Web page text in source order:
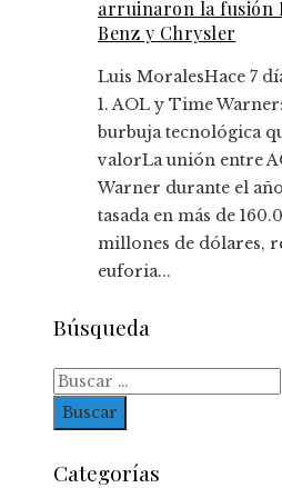
arruinaron la fusión
Benz y Chrysler
Luis MoralesHace 7
1. AOL y Time
burbuja tecnológica
valorLa unión entre
Warner durante el
tasada en más de
millones de dólares,
euforia...
Búsqueda
Buscar:
Categorías